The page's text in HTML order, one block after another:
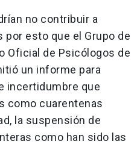
no contribuir a
por esto que el Grupo de
Oficial de Psicólogos de
un informe para
incertidumbre que
como cuarentenas
la suspensión de
como han sido las